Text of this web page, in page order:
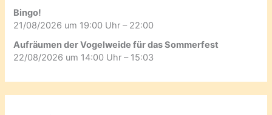
Bingo!
21/08/2026 um 19:00 Uhr – 22:00
Aufräumen der Vogelweide für das Sommerfest
22/08/2026 um 14:00 Uhr – 15:03